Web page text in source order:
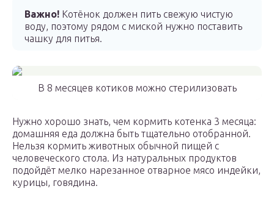
Важно! Котёнок должен пить свежую чистую
воду, поэтому рядом с миской нужно поставить
чашку для питья.
В 8 месяцев котиков можно стерилизовать
Нужно хорошо знать, чем кормить котенка 3 месяца:
домашняя еда должна быть тщательно отобранной.
Нельзя кормить животных обычной пищей с
человеческого стола. Из натуральных продуктов
подойдёт мелко нарезанное отварное мясо индейки,
курицы, говядина.